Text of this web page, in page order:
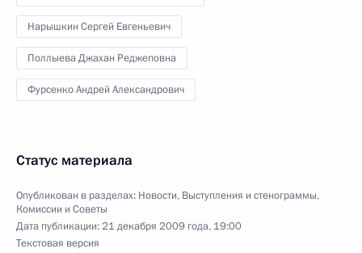
Нарышкин Сергей Евгеньевич
Поллыева Джахан Реджеповна
Фурсенко Андрей Александрович
Статус материала
Опубликован в разделах: Новости, Выступления и стенограммы,
Комиссии и Советы
Дата публикации:21 декабря 2009 года, 19:00
Текстовая версия